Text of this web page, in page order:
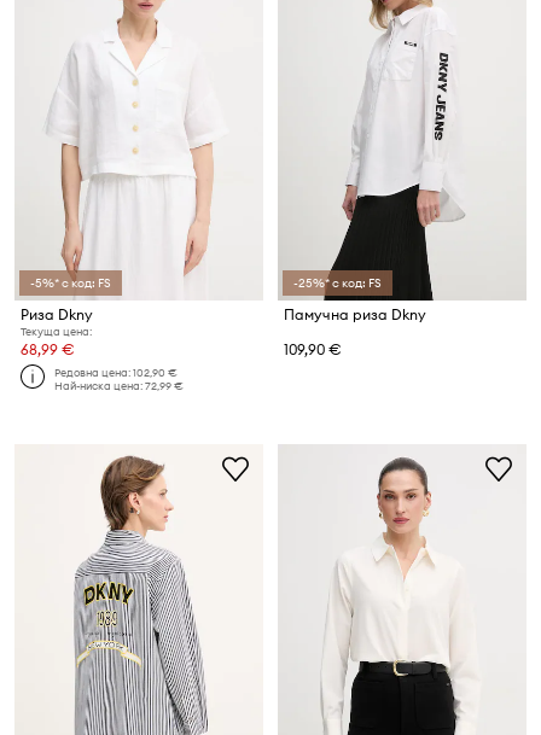
-5%* с код: FS
Риза Dkny
Текуща цена:
68,99 €
Редовна цена:102,90 €
Най-ниска цена:72,99 €
-25%* с код: FS
Памучна риза Dkny
109,90 €